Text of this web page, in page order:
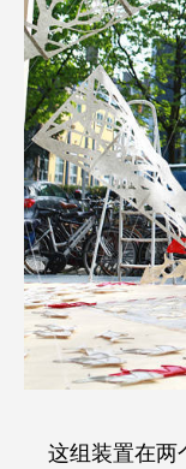
这组装置在两